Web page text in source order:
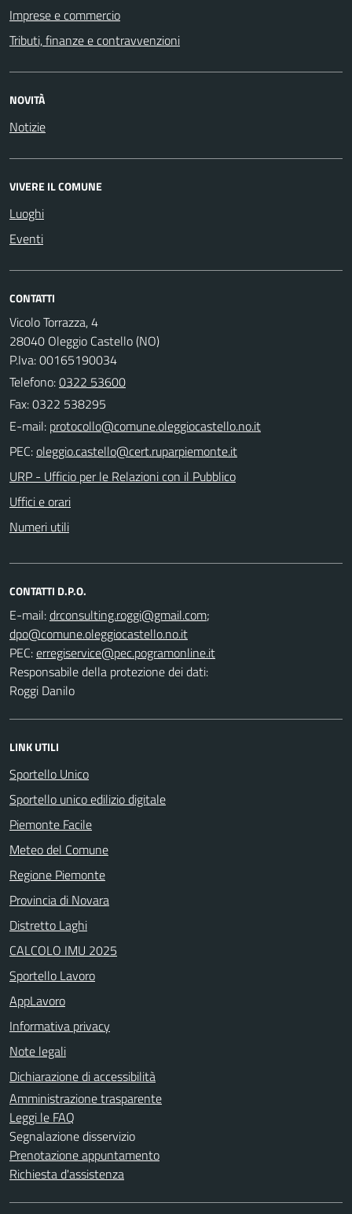
Imprese e commercio
Tributi, finanze e contravvenzioni
NOVITÀ
Notizie
VIVERE IL COMUNE
Luoghi
Eventi
CONTATTI
Vicolo Torrazza, 4
28040 Oleggio Castello (NO)
P.Iva: 00165190034
Telefono:0322 53600
Fax: 0322 538295
E-mail:
PEC:
URP - Ufficio per le Relazioni con il Pubblico
Uffici e orari
Numeri utili
CONTATTI D.P.O.
E-mail:
;
PEC:
Responsabile della protezione dei dati:
Roggi Danilo
LINK UTILI
Sportello Unico
Sportello unico edilizio digitale
Piemonte Facile
Meteo del Comune
Regione Piemonte
Provincia di Novara
Distretto Laghi
CALCOLO IMU 2025
Sportello Lavoro
AppLavoro
Informativa privacy
Note legali
Dichiarazione di accessibilità
Amministrazione trasparente
Leggi le FAQ
Segnalazione disservizio
Prenotazione appuntamento
Richiesta d'assistenza